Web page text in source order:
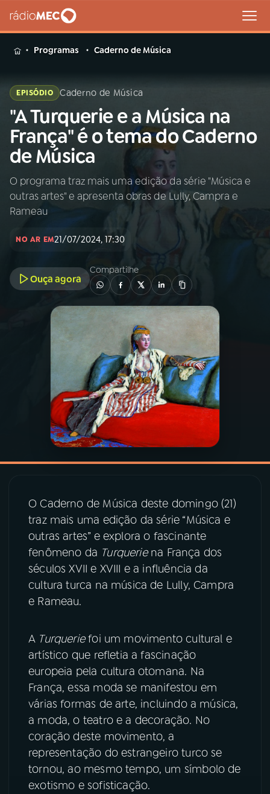
MENU
Buscar
na
Rádio
MEC
Buscar
Início AO VIVO
PROGRAMAS
PODCASTS
VIDEOCASTS
08PRÊMIO RÁDIO MEC
ACOMPANHE A RÁDIO MEC
YouTube Facebook
Instagram
Programas Caderno de Música
EPISÓDIO Caderno de Música
"A Turquerie e a Música na
França" é o tema do Caderno
de Música
O programa traz mais uma edição da série "Música e
outras artes" e apresenta obras de Lully, Campra e
Rameau
NO AR EM21/07/2024, 17:30
Ouça agora
Compartilhe
O Caderno de Música deste domingo (21)
traz mais uma edição da série “Música e
outras artes” e explora o fascinante
fenômeno da Turqueriena França dos
séculos XVII e XVIII e a influência da
cultura turca na música de Lully, Campra
e Rameau.
A Turqueriefoi um movimento cultural e
artístico que refletia a fascinação
europeia pela cultura otomana. Na
França, essa moda se manifestou em
várias formas de arte, incluindo a música,
a moda, o teatro e a decoração. No
coração deste movimento, a
representação do estrangeiro turco se
tornou, ao mesmo tempo, um símbolo de
exotismo e sofisticação.